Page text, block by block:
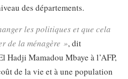
des départements.
les politiques et que cela
de la ménagère », dit
Hadji Mamadou Mbaye à l’AFP,
de la vie et à une population